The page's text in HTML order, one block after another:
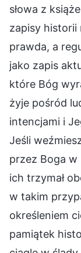
słowa z
zapisy historii
prawda, a
jako zapis
które Bóg
żyje pośród
intencjami i
Jeśli
przez Boga w
ich trzymał
w takim
określeniem
pamiątek